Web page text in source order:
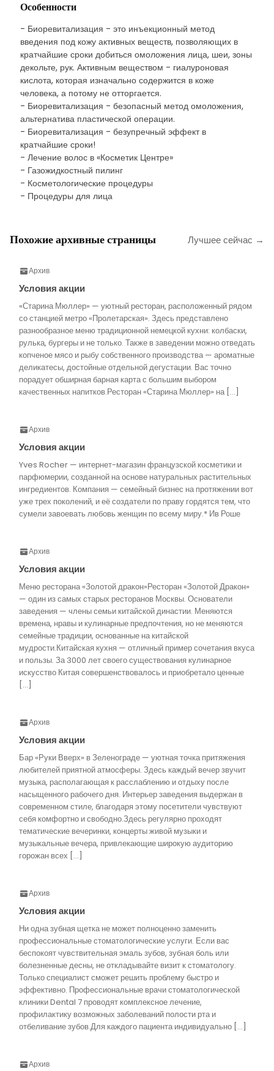
Особенности
- Биоревитализация - это инъекционный метод
введения под кожу активных веществ, позволяющих в
кратчайшие сроки добиться омоложения лица, шеи, зоны
декольте, рук. Активным веществом - гиалуроновая
кислота, которая изначально содержится в коже
человека, а потому не отторгается.
- Биоревитализация - безопасный метод омоложения,
альтернатива пластической операции.
- Биоревитализация - безупречный эффект в
кратчайшие сроки!
- Лечение волос в «Косметик Центре»
- Газожидкостный пилинг
- Косметологические процедуры
- Процедуры для лица
Похожие архивные страницы Лучшее сейчас →
Архив
Условия акции
«Старина Мюллер» — уютный ресторан, расположенный рядом
со станцией метро «Пролетарская». Здесь представлено
разнообразное меню традиционной немецкой кухни: колбаски,
рулька, бургеры и не только. Также в заведении можно отведать
копченое мясо и рыбу собственного производства — ароматные
деликатесы, достойные отдельной дегустации. Вас точно
порадует обширная барная карта с большим выбором
качественных напитков.Ресторан «Старина Мюллер» на […]
Архив
Условия акции
Yves Rocher — интернет-магазин французской косметики и
парфюмерии, созданной на основе натуральных растительных
ингредиентов. Компания — семейный бизнес на протяжении вот
уже трех поколений, и её создатели по праву гордятся тем, что
сумели завоевать любовь женщин по всему миру.* Ив Роше
Архив
Условия акции
Меню ресторана «Золотой дракон»Ресторан «Золотой Дракон»
— один из самых старых ресторанов Москвы. Основатели
заведения — члены семьи китайской династии. Меняются
времена, нравы и кулинарные предпочтения, но не меняются
семейные традиции, основанные на китайской
мудрости.Китайская кухня — отличный пример сочетания вкуса
и пользы. За 3000 лет своего существования кулинарное
искусство Китая совершенствовалось и приобретало ценные
[…]
Архив
Условия акции
Бар «Руки Вверх» в Зеленограде — уютная точка притяжения
любителей приятной атмосферы. Здесь каждый вечер звучит
музыка, располагающая к расслаблению и отдыху после
насыщенного рабочего дня. Интерьер заведения выдержан в
современном стиле, благодаря этому посетители чувствуют
себя комфортно и свободно.Здесь регулярно проходят
тематические вечеринки, концерты живой музыки и
музыкальные вечера, привлекающие широкую аудиторию
горожан всех […]
Архив
Условия акции
Ни одна зубная щетка не может полноценно заменить
профессиональные стоматологические услуги. Если вас
беспокоят чувствительная эмаль зубов, зубная боль или
болезненные десны, не откладывайте визит к стоматологу.
Только специалист сможет решить проблему быстро и
эффективно. Профессиональные врачи стоматологической
клиники Dental 7 проводят комплексное лечение,
профилактику возможных заболеваний полости рта и
отбеливание зубов.Для каждого пациента индивидуально […]
Архив